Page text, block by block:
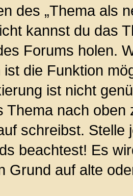
des „Thema als
kannst du das
Forums holen.
ist die Funktion
ist nicht
Thema nach
schreibst. Stelle
beachtest! Es
Grund auf alte